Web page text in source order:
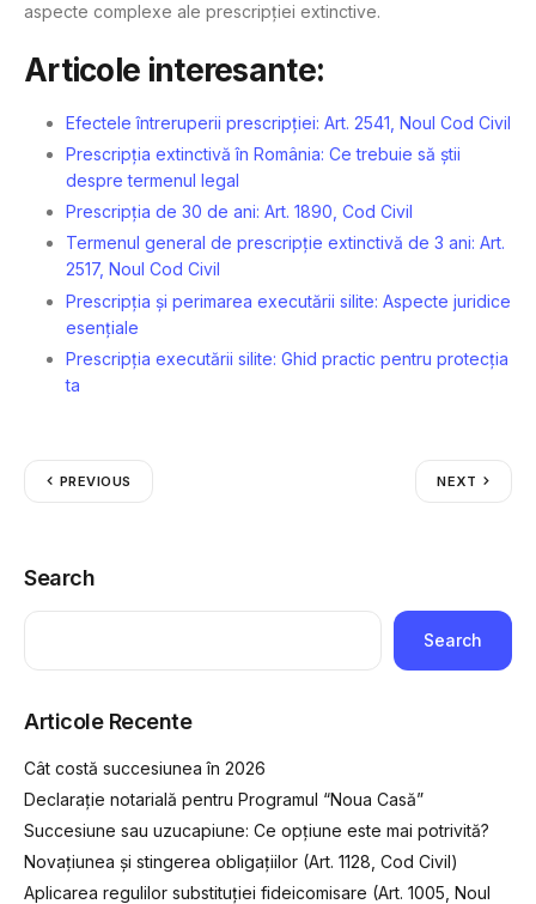
aspecte complexe ale prescripției extinctive.
Articole interesante:
Efectele întreruperii prescripției: Art. 2541, Noul Cod Civil
Prescripția extinctivă în România: Ce trebuie să știi
despre termenul legal
Prescripția de 30 de ani: Art. 1890, Cod Civil
Termenul general de prescripție extinctivă de 3 ani: Art.
2517, Noul Cod Civil
Prescripția și perimarea executării silite: Aspecte juridice
esențiale
Prescripția executării silite: Ghid practic pentru protecția
ta
PREVIOUS NEXT
Search
Search
Articole Recente
Cât costă succesiunea în 2026
Declarație notarială pentru Programul “Noua Casă”
Succesiune sau uzucapiune: Ce opțiune este mai potrivită?
Novațiunea și stingerea obligațiilor (Art. 1128, Cod Civil)
Aplicarea regulilor substituției fideicomisare (Art. 1005, Noul